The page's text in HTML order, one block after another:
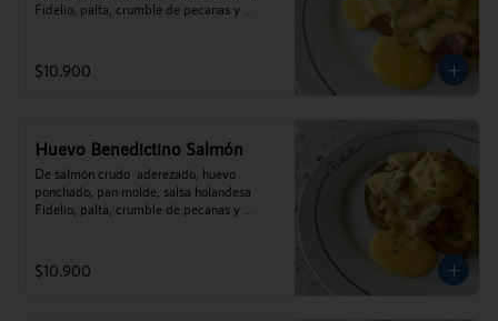
Fidelio, palta, crumble de pecanas y
$10.900
Huevo Benedictino Salmón
De salmón crudo  aderezado, huevo
ponchado, pan molde, salsa holandesa
Fidelio, palta, crumble de pecanas y
$10.900